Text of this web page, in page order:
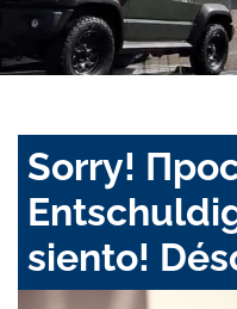
Sorry!
siento!